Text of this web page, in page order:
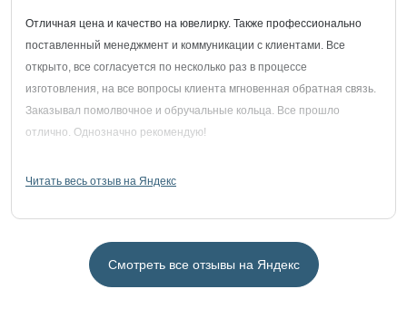
Отличная цена и качество на ювелирку. Также профессионально
поставленный менеджмент и коммуникации с клиентами. Все
открыто, все согласуется по несколько раз в процессе
изготовления, на все вопросы клиента мгновенная обратная связь.
Заказывал помолвочное и обручальные кольца. Все прошло
отлично. Однозначно рекомендую!
Читать весь отзыв на Яндекс
Смотреть все отзывы на Яндекс